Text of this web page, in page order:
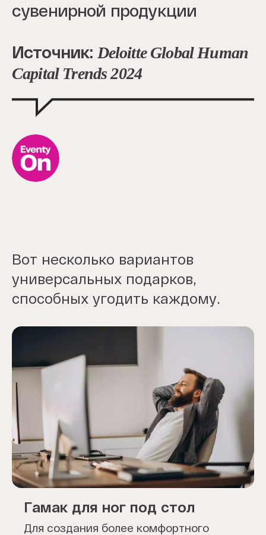
сувенирной продукции
Источник: Deloitte Global Human
Capital Trends 2024
Вот несколько вариантов
универсальных подарков,
способных угодить каждому.
Гамак для ног под стол
Для создания более комфортного